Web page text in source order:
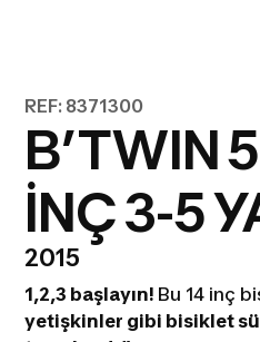
REF: 8371300
B’TWIN
İNÇ 3-5
2015
1,2,3 başlayın! Bu 14 inç
yetişkinler gibi bisiklet